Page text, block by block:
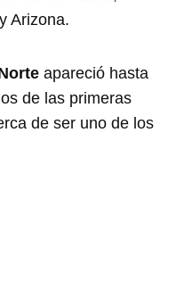
Arizona.
apareció hasta
de las primeras
de ser uno de los